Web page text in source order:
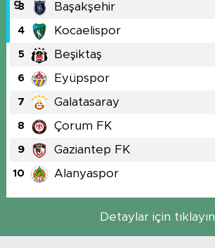
3 Başakşehir
4 Kocaelispor
5 Beşiktaş
6 Eyüpspor
7 Galatasaray
8 Çorum FK
9 Gaziantep FK
10 Alanyaspor
Detaylar için tıklayın